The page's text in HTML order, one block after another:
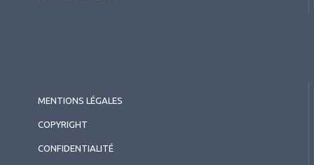
MENTIONS LÉGALES
COPYRIGHT
CONFIDENTIALITÉ